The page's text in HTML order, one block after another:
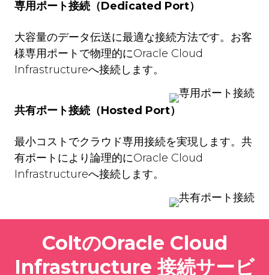
専用ポート接続（Dedicated Port）
大容量のデータ伝送に最適な接続方法です。お客
様専用ポートで物理的にOracle Cloud
Infrastructureへ接続します。
共有ポート接続（Hosted Port）
最小コストでクラウド専用接続を実現します。共
有ポートにより論理的にOracle Cloud
Infrastructureへ接続します。
ColtのOracle Cloud
Infrastructure 接続サービ